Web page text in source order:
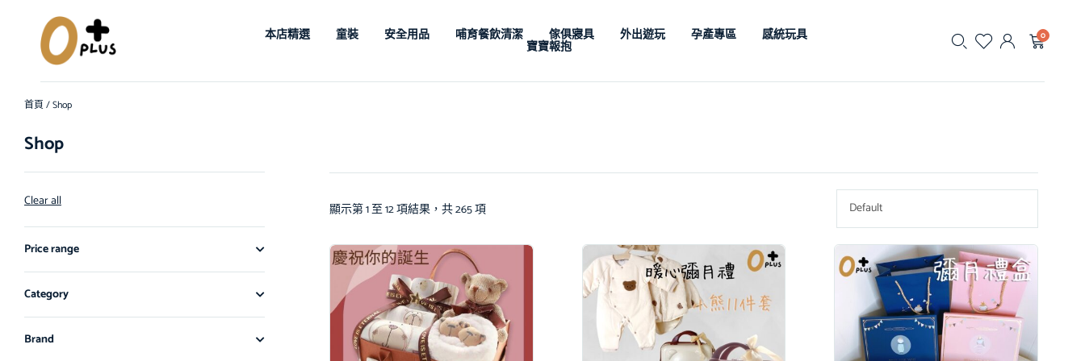
本店精選 童裝 安全用品 哺育餐飲清潔 傢俱寢具 外出遊玩 孕產專區 感統玩具
寶寶報抱
0
首頁/ Shop
Shop
Clear all
Price range
Category
Brand
顯示第 1 至 12 項結果，共 265 項 Default